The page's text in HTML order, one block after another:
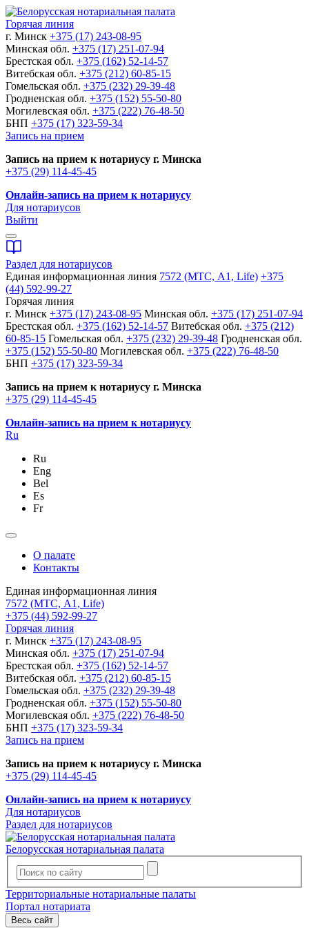
Горячая линия
г. Минск +375 (17) 243-08-95
Минская обл. +375 (17) 251-07-94
Брестская обл. +375 (162) 52-14-57
Витебская обл. +375 (212) 60-85-15
Гомельская обл. +375 (232) 29-39-48
Гродненская обл. +375 (152) 55-50-80
Могилевская обл. +375 (222) 76-48-50
БНП +375 (17) 323-59-34
Запись на прием
Запись на прием к нотариусу г. Минска
+375 (29) 114-45-45
Онлайн-запись на прием к нотариусу
Для нотариусов
Выйти
Раздел для нотариусов
Единая информационная линия 7572 (МТС, A1, Life) +375
(44) 592-99-27
Горячая линия
г. Минск +375 (17) 243-08-95 Минская обл. +375 (17) 251-07-94
Брестская обл. +375 (162) 52-14-57 Витебская обл. +375 (212)
60-85-15 Гомельская обл. +375 (232) 29-39-48 Гродненская обл.
+375 (152) 55-50-80 Могилевская обл. +375 (222) 76-48-50
БНП +375 (17) 323-59-34
Запись на прием к нотариусу г. Минска
+375 (29) 114-45-45
Онлайн-запись на прием к нотариусу
Ru
Ru
Eng
Bel
Es
Fr
О палате
Контакты
Единая информационная линия
7572 (МТС, A1, Life)
+375 (44) 592-99-27
Горячая линия
г. Минск +375 (17) 243-08-95
Минская обл. +375 (17) 251-07-94
Брестская обл. +375 (162) 52-14-57
Витебская обл. +375 (212) 60-85-15
Гомельская обл. +375 (232) 29-39-48
Гродненская обл. +375 (152) 55-50-80
Могилевская обл. +375 (222) 76-48-50
БНП +375 (17) 323-59-34
Запись на прием
Запись на прием к нотариусу г. Минска
+375 (29) 114-45-45
Онлайн-запись на прием к нотариусу
Для нотариусов
Раздел для нотариусов
Белорусская нотариальная палата
Территориальные нотариальные палаты
Портал нотариата
Весь сайт